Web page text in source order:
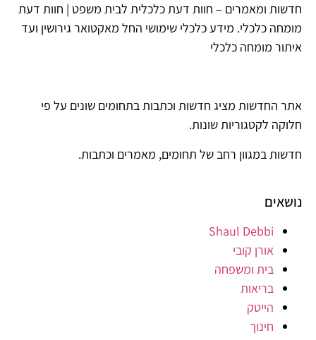
חדשות ומאמרים – חוות דעת כלכלית לבית משפט | חוות דעת
מומחה כלכלי. מידע כלכלי שימושי החל מאקטואר גירושין ועד
איתור מומחה כלכלי
אתר החדשות מציג חדשות וכתבות בתחומים שונים על פי
חלוקה לקטגוריות שונות.
חדשות במגוון רחב של תחומים, מאמרים וכתבות.
נושאים
Shaul Debbi
אורן קובי
בית ומשפחה
בריאות
הייטק
חינוך